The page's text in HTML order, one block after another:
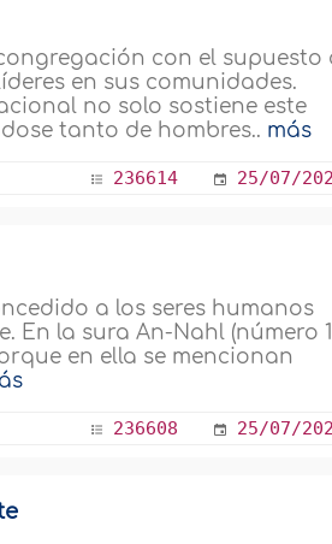
con el supuesto
en sus comunidades.
no solo sostiene este
tanto de hombres.. más
236614 25/07/
a los seres humanos
En la sura An-Nahl (número
en ella se mencionan
236608 25/07/